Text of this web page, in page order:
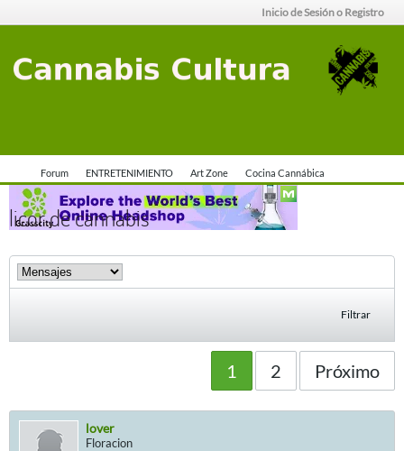
Inicio de Sesión o Registro
Forum ENTRETENIMIENTO Art Zone Cocina Cannábica
licor de cannabis
Filtrar
1 2 Próximo
lover
Floracion